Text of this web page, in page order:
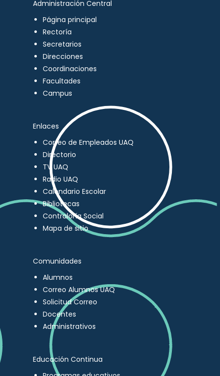
Administración Central
Página principal
Rectoría
Secretarios
Direcciones
Coordinaciones
Facultades
Campus
Enlaces
Correo de Empleados UAQ
Directorio
TV UAQ
Radio UAQ
Calendario Escolar
Bibliotecas
Contraloría Social
Mapa de sitio
Comunidades
Alumnos
Correo Alumnos UAQ
Solicitud Correo
Docentes
Administrativos
Educación Continua